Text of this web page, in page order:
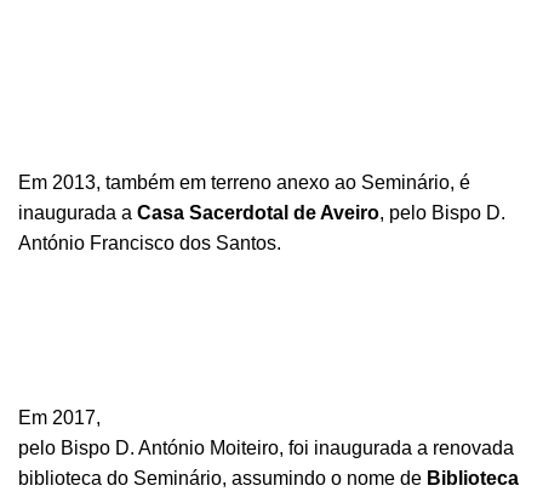
Em 2013, também em terreno anexo ao Seminário, é
inaugurada a Casa Sacerdotal de Aveiro, pelo Bispo D.
António Francisco dos Santos.
Em 2017,
pelo Bispo D. António Moiteiro, foi inaugurada a renovada
biblioteca do Seminário, assumindo o nome de Biblioteca